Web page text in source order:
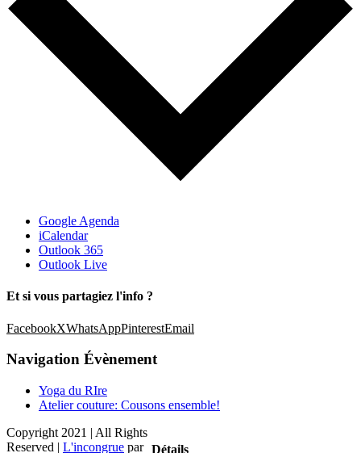
Google Agenda
iCalendar
Outlook 365
Outlook Live
Et si vous partagiez l'info ?
FacebookXWhatsAppPinterestEmail
Navigation Évènement
Yoga du RIre
Atelier couture: Cousons ensemble!
Détails
Copyright 2021 | All Rights
Reserved | L'incongrue par